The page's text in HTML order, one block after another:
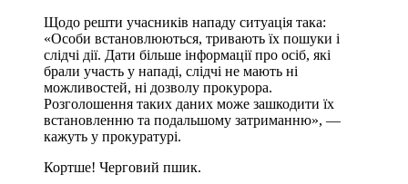
Щодо решти учасників нападу ситуація така:
«Особи встановлюються, тривають їх пошуки і
слідчі дії. Дати більше інформації про осіб, які
брали участь у нападі, слідчі не мають ні
можливостей, ні дозволу прокурора.
Розголошення таких даних може зашкодити їх
встановленню та подальшому затриманню», —
кажуть у прокуратурі.
Кортше! Черговий пшик.